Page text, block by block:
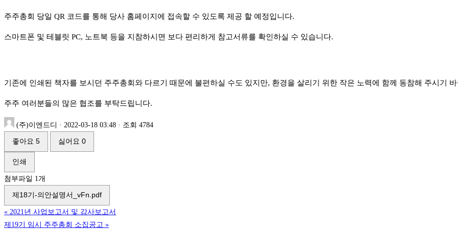
주주총회 당일 QR 코드를 통해 당사 홈페이지에 접속할 수 있도록 제공 할 예정입니다.
스마트폰 및 테블릿 PC, 노트북 등을 지참하시면 보다 편리하게 참고서류를 확인하실 수 있습니다.
기존에 인쇄된 책자를 보시던 주주총회와 다르기 때문에 불편하실 수도 있지만, 환경을 살리기 위한 작은 노력에 함께 동참해 주시기
주주 여러분들의 많은 협조를 부탁드립니다.
(주)이엔드디 · 2022-03-18 03:48 · 조회 4784
좋아요 5 싫어요 0
인쇄
첨부파일 1개
제18기-의안설명서_vFn.pdf
« 2021년 사업보고서 및 감사보고서
제19기 임시 주주총회 소집공고 »